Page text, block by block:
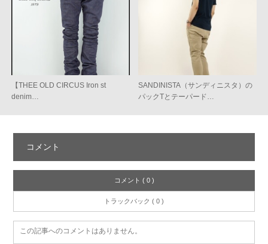
【THEE OLD CIRCUS Iron st
denim…
SANDINISTA（サンディニスタ）の
パックTとテーパード…
コメント
コメント ( 0 )
トラックバック ( 0 )
この記事へのコメントはありません。